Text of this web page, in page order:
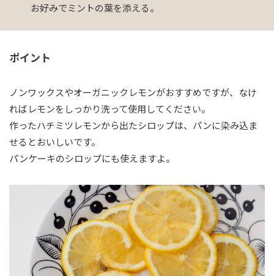
お好みでミントの葉を添える。
ポイント
ノンワックスやオーガニックレモンがおすすめですが、なけ
ればレモンをしっかり洗って使用してください。
作ったハチミツレモンから出たシロップは、パンに染み込ま
せるとおいしいです。
パンケーキのシロップにも使えますよ。